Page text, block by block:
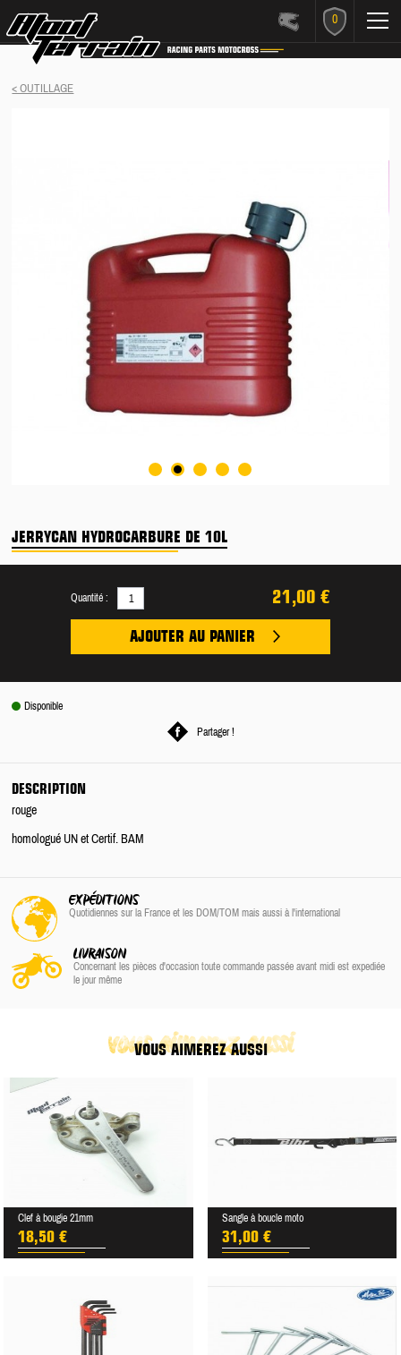
0
< OUTILLAGE
JERRYCAN HYDROCARBURE DE 10L
21,00 €
Quantité :
AJOUTER AU PANIER
Disponible
Partager !
DESCRIPTION
rouge
homologué UN et Certif. BAM
EXPÉDITIONS
Quotidiennes sur la Franceet les DOM/TOM mais aussi à l'international
LIVRAISON
Concernant les pièces d'occasion toute commande passée avant midi est expediée
le jour même
VOUS AIMEREZ AUSSI
vous aimerez aussi
Clef à bougie 21mm
18,50 €
Sangle à boucle moto
31,00 €